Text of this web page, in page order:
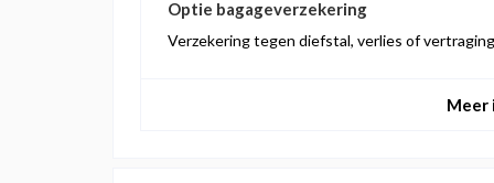
Optie bagageverzekering
Verzekering tegen diefstal, verlies of
Meer